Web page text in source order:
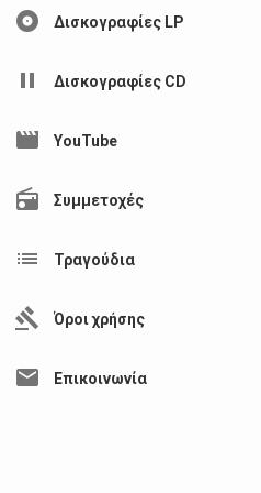
album Δισκογραφίες LP
pause Δισκογραφίες CD
movie YouTube
radio Συμμετοχές
list Τραγούδια
gavel Όροι χρήσης
mail Επικοινωνία